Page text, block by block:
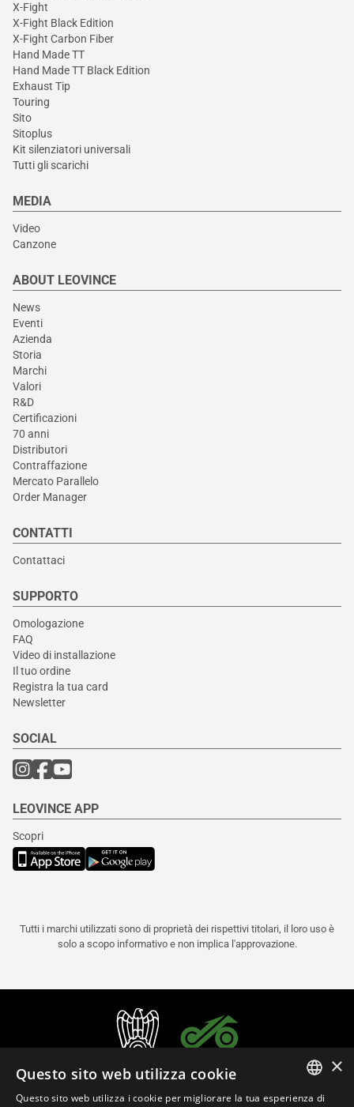
X-Fight
X-Fight Black Edition
X-Fight Carbon Fiber
Hand Made TT
Hand Made TT Black Edition
Exhaust Tip
Touring
Sito
Sitoplus
Kit silenziatori universali
Tutti gli scarichi
MEDIA
Video
Canzone
ABOUT LEOVINCE
News
Eventi
Azienda
Storia
Marchi
Valori
R&D
Certificazioni
70 anni
Distributori
Contraffazione
Mercato Parallelo
Order Manager
CONTATTI
Contattaci
SUPPORTO
Omologazione
FAQ
Video di installazione
Il tuo ordine
Registra la tua card
Newsletter
SOCIAL
LEOVINCE APP
Scopri
Tutti i marchi utilizzati sono di proprietà dei rispettivi titolari, il loro uso è
solo a scopo informativo e non implica l'approvazione.
×
Questo sito web utilizza cookie
Questo sito web utilizza i cookie per migliorare la tua esperienza di